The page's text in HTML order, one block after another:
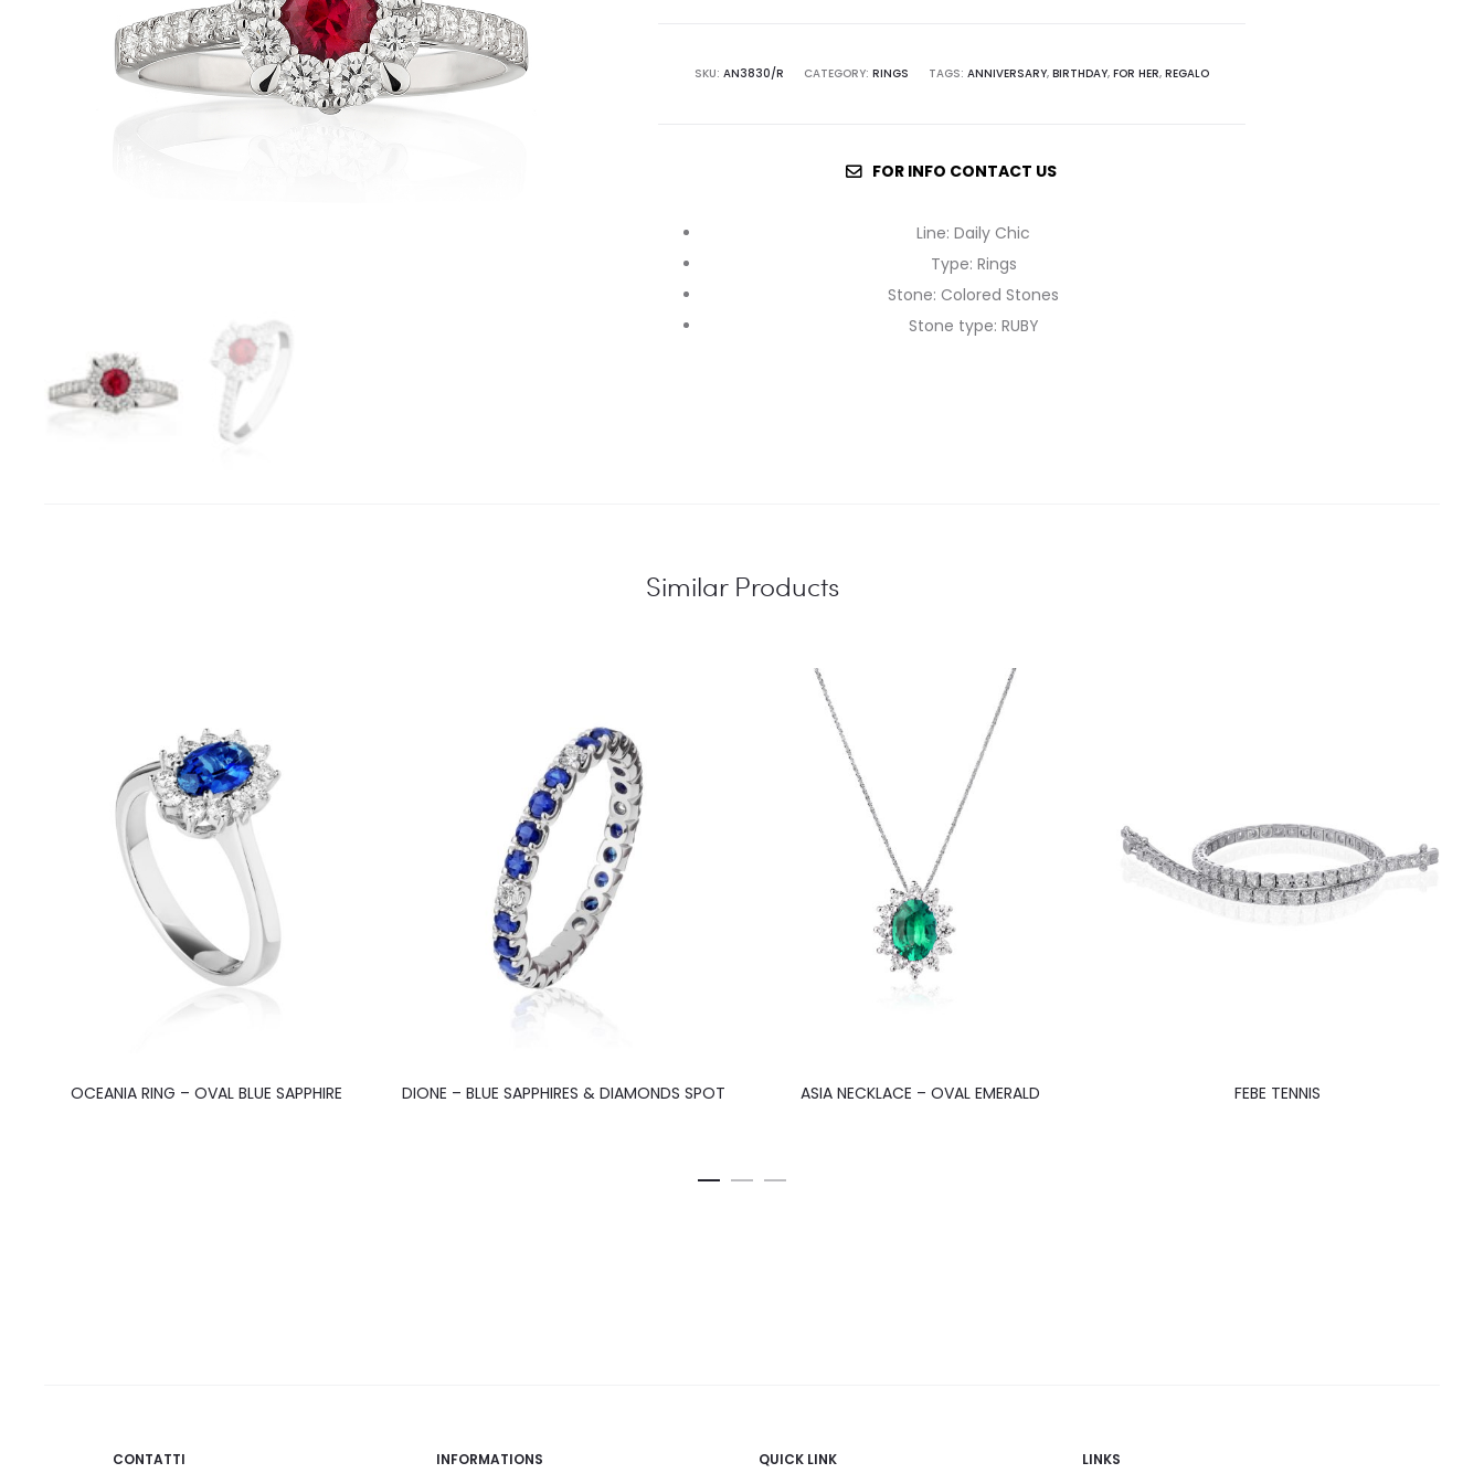
SKU: AN3830/R CATEGORY: RINGS TAGS: ANNIVERSARY, BIRTHDAY, FOR HER, REGALO
FOR INFO CONTACT US
Line:Daily Chic
Type: Rings
Stone: Colored Stones
Stone type: RUBY
Similar Products
OCEANIA RING – OVAL BLUE SAPPHIRE DIONE – BLUE SAPPHIRES & DIAMONDS SPOT ASIA NECKLACE – OVAL EMERALD FEBE TENNIS
CONTATTI INFORMATIONS QUICK LINK LINKS